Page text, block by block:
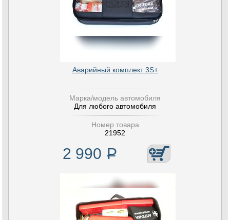
Аварийный комплект 3S+
Марка/модель автомобиля
Для любого автомобиля
Номер товара
21952
2 990 Р